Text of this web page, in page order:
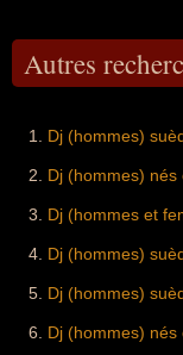
Autres
Dj (hommes)
Dj (hommes)
Dj (hommes et
Dj (hommes)
Dj (hommes)
Dj (hommes) nés